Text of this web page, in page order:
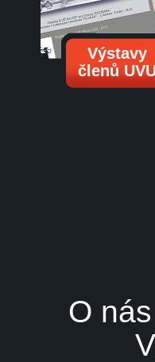
Výstavy
členů
O nás